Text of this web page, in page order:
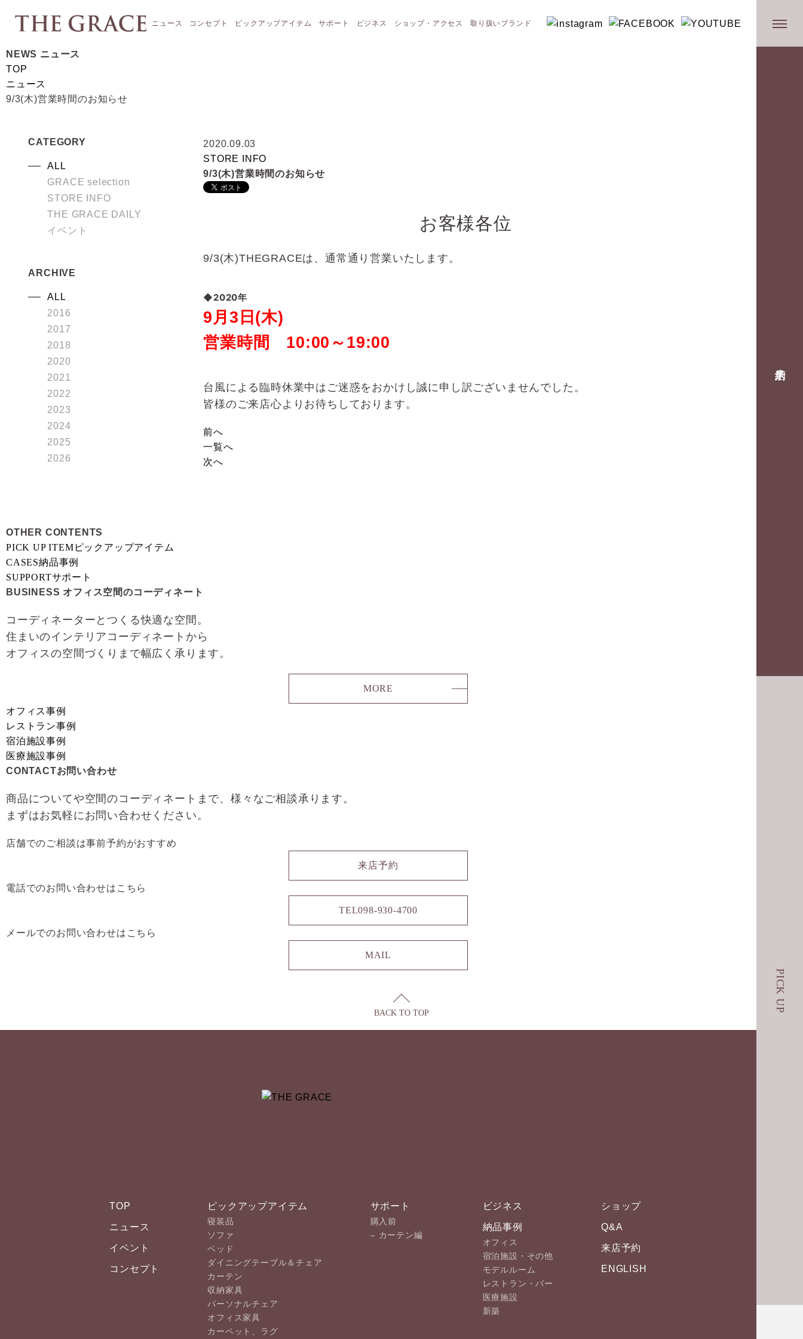
ニュース コンセプト ピックアップアイテム サポート ビジネス ショップ・アクセス 取り扱いブランド
PICK
UP
NEWS ニュース
TOP
ニュース
9/3(木)営業時間のお知らせ
2020.09.03
STORE INFO
9/3(木)営業時間のお知らせ
お客様各位
9/3(木)THEGRACEは、通常通り営業いたします。
◆2020年
9月3日(木)
営業時間 10:00～19:00
台風による臨時休業中はご迷惑をおかけし誠に申し訳ございませんでした。
皆様のご来店心よりお待ちしております。
前へ
一覧へ
次へ
CATEGORY
ALL
GRACE selection
STORE INFO
THE GRACE DAILY
イベント
ARCHIVE
ALL
2016
2017
2018
2020
2021
2022
2023
2024
2025
2026
OTHER CONTENTS
PICK UP ITEM ピックアップアイテム
CASES納品事例
SUPPORTサポート
BUSINESS オフィス空間のコーディネート
コーディネーターとつくる快適な空間。
住まいのインテリアコーディネートから
オフィスの空間づくりまで幅広く承ります。
MORE
オフィス事例
レストラン事例
宿泊施設事例
医療施設事例
CONTACTお問い合わせ
商品についてや空間のコーディネートまで、様々なご相談承ります。
まずはお気軽にお問い合わせください。
店舗でのご相談は事前予約がおすすめ
来店予約
電話でのお問い合わせは こちら
TEL098-930-4700
メールでのお問い合わせは こちら
MAIL
BACK TO TOP
TOP
ニュース
イベント
コンセプト
ピックアップアイテム
寝装品
ソファ
ベッド
ダイニングテーブル＆チェア
カーテン
収納家具
パーソナルチェア
オフィス家具
カーペット、ラグ
サポート
購入前
カーテン編
ビジネス
納品事例
オフィス
宿泊施設・その他
モデルルーム
レストラン・バー
医療施設
新築
ショップ
Q&A
来店予約
ENGLISH